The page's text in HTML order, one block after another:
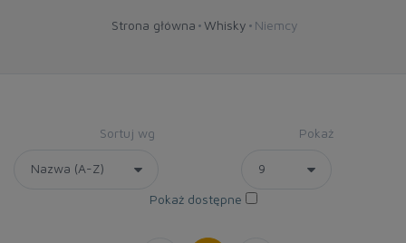
Strona główna Whisky Niemcy
Sortuj wg Pokaż
Pokaż dostępne